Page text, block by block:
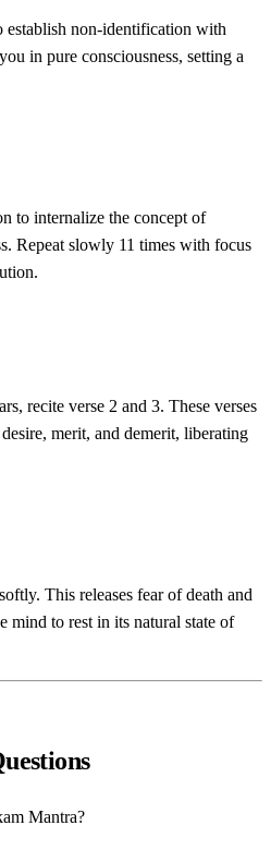
establish non-identification with
in pure consciousness, setting a
to internalize the concept of
Repeat slowly 11 times with focus
recite verse 2 and 3. These verses
merit, and demerit, liberating
This releases fear of death and
mind to rest in its natural state of
Mantra?